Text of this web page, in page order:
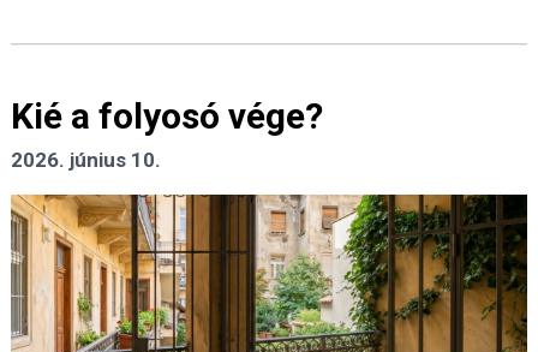
Kié a folyosó vége?
2026. június 10.